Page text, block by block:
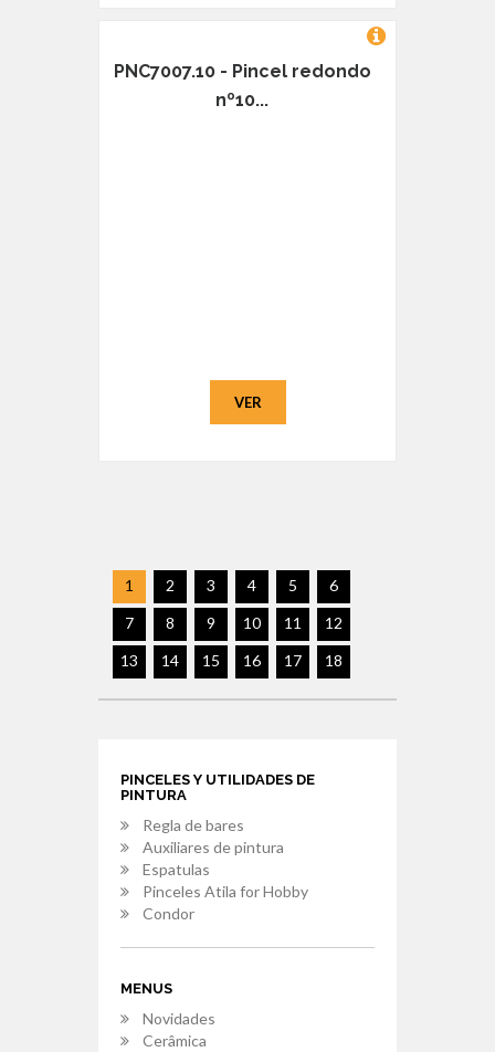
PNC7007.10 - Pincel redondo
nº10...
VER
1 2 3 4 5
6
7
8 9 10 11
12
13
14 15 16 17 18
PINCELES Y UTILIDADES DE
PINTURA
Regla de bares
Auxiliares de pintura
Espatulas
Pinceles Atila for Hobby
Condor
MENUS
Novidades
Cerâmica